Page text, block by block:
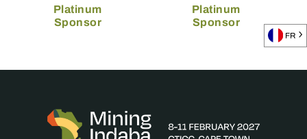
Platinum
Sponsor
Platinum
Sponsor
FR